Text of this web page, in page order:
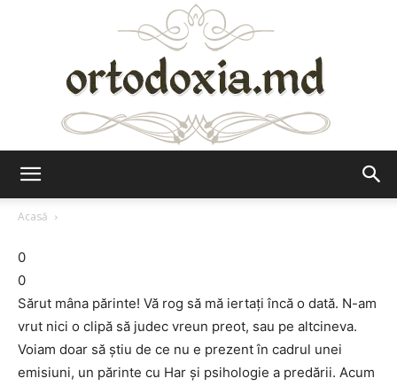
Acasă
0
0
Sărut mâna părinte! Vă rog să mă iertați încă o dată. N-am
vrut nici o clipă să judec vreun preot, sau pe altcineva.
Voiam doar să știu de ce nu e prezent în cadrul unei
emisiuni, un părinte cu Har și psihologie a predării. Acum